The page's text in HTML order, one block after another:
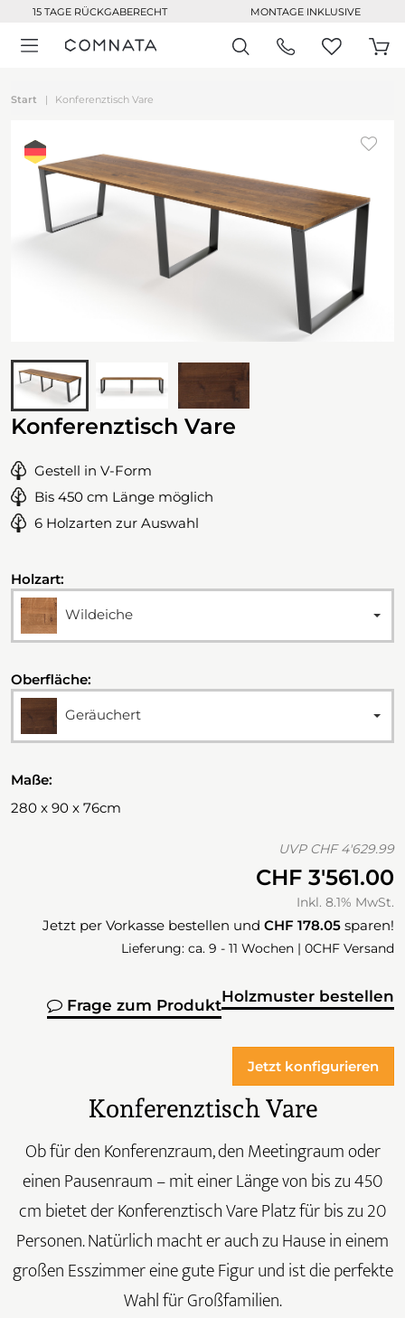
15 TAGE RÜCKGABERECHT MONTAGE INKLUSIVE
Start Konferenztisch Vare
Konferenztisch Vare
Gestell in V-Form
Bis 450 cm Länge möglich
6 Holzarten zur Auswahl
Holzart:
Wildeiche
Oberfläche:
Geräuchert
Maße:
280 x 90 x 76cm
UVP CHF 4'629.99
CHF 3'561.00
Inkl. 8.1% MwSt.
Jetzt per Vorkasse bestellen und CHF 178.05 sparen!
Lieferung: ca. 9 - 11 Wochen | 0CHF Versand
Holzmuster bestellen
Frage zum Produkt
Jetzt konfigurieren
Konferenztisch Vare
Ob für den Konferenzraum, den Meetingraum oder
einen Pausenraum – mit einer Länge von bis zu 450
cm bietet der Konferenztisch Vare Platz für bis zu 20
Personen. Natürlich macht er auch zu Hause in einem
großen Esszimmer eine gute Figur und ist die perfekte
Wahl für Großfamilien.